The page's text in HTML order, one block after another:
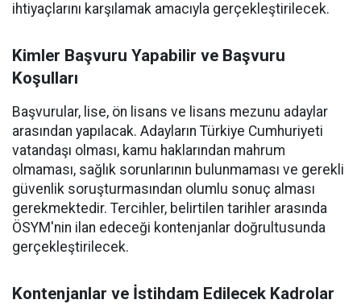
ihtiyaçlarını karşılamak amacıyla gerçekleştirilecek.
Kimler Başvuru Yapabilir ve Başvuru
Koşulları
Başvurular, lise, ön lisans ve lisans mezunu adaylar
arasından yapılacak. Adayların Türkiye Cumhuriyeti
vatandaşı olması, kamu haklarından mahrum
olmaması, sağlık sorunlarının bulunmaması ve gerekli
güvenlik soruşturmasından olumlu sonuç alması
gerekmektedir. Tercihler, belirtilen tarihler arasında
ÖSYM'nin ilan edeceği kontenjanlar doğrultusunda
gerçekleştirilecek.
Kontenjanlar ve İstihdam Edilecek Kadrolar